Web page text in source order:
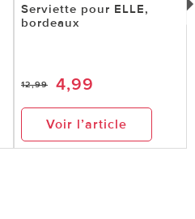
Serviette pour ELLE,
bordeaux
12,99 4,99
Voir l’article